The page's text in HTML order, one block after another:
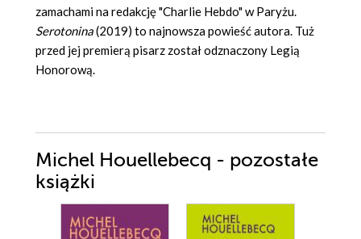
zamachami na redakcję "Charlie Hebdo" w Paryżu.
Serotonina(2019) to najnowsza powieść autora. Tuż
przed jej premierą pisarz został odznaczony Legią
Honorową.
Michel Houellebecq - pozostałe
książki